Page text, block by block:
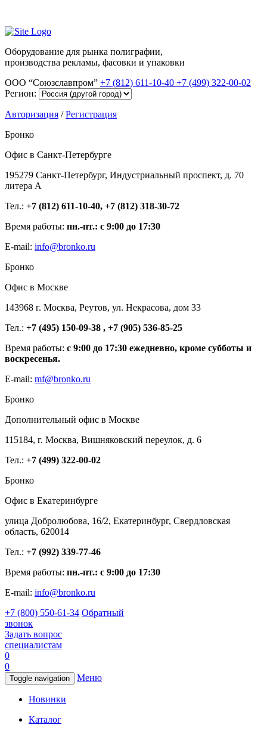
Оборудование для рынка полиграфии,
производства рекламы, фасовки и упаковки
ООО “Союзславпром” +7 (812) 611-10-40 +7 (499) 322-00-02
Регион:
Авторизация /Регистрация
Бронко
Офис в Санкт-Петербурге
195279 Санкт-Петербург, Индустриальный проспект, д. 70
литера А
Тел.: +7 (812) 611-10-40, +7 (812) 318-30-72
Время работы: пн.-пт.: с 9:00 до 17:30
E-mail: info@bronko.ru
Бронко
Офис в Москве
143968 г. Москва, Реутов, ул. Некрасова, дом 33
Тел.: +7 (495) 150-09-38 , +7 (905) 536-85-25
Время работы: с 9:00 до 17:30 ежедневно, кроме субботы и
воскресенья.
E-mail: mf@bronko.ru
Бронко
Дополнительный офис в Москве
115184, г. Москва, Вишняковский переулок, д. 6
Тел.: +7 (499) 322-00-02
Бронко
Офис в Екатеринбурге
улица Добролюбова, 16/2, Екатеринбург, Свердловская
область, 620014
Тел.: +7 (992) 339-77-46
Время работы: пн.-пт.: с 9:00 до 17:30
E-mail: info@bronko.ru
+7 (800) 550-61-34 Обратный
звонок
Задать вопрос
специалистам
0
0
Toggle navigation Меню
Новинки
Каталог